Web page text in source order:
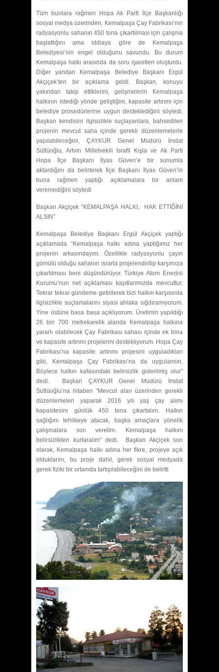
Tüm bunlara rağmen Hopa Ak Parti İlçe Başkanlığı
sosyal medya üzerinden, Kemalpaşa Çay Fabrikası’nın
radyasyonlu sahanın 450 tona çıkartılması için çalışma
başlattığını ama iddiaya göre de Kemalpaşa
Belediyesi’nin engel olduğunu savundu. Bu durum
Kemalpaşa halkı arasında da soru işaretleri oluşturdu.
Diğer yandan Kemalpaşa Belediye Başkanı Ergül
Akçiçek’ten bir açıklama geldi. Başkan, konuyu
yakından takip ettiklerini, gelişmelerin Kemalpaşa
halkının istediği yönde geliştiğini, kapasite artırımı için
belediye prosedürlerine uygun desteklediğini söyledi.
Başkan kendisini ilgisizlikle suçlayanlara, bahsedilen
projenin mevcut saha içinde gerekli düzenlemelerle
yapılabileceğini, ÇAYKUR Genel Müdürü İmdat
Sütlüoğlu, Artvin Milletvekili İsrafil Kışla ve Ak Parti
Hopa İlçe Başkanı İlyas Güven’e bir sunumla
aktardığını da belirterek İlçe Başkanı İlyas Güven’in
buna rağmen yaptığı açıklamalara bir anlam
veremediğini söyledi
Başkan Akçiçek “KEMALPAŞA HALKI, HAK ETTİĞİNİ
ALSIN”
Kemalpaşa Belediye Başkanı Ergül Akçiçek yaptığı
açıklamada “Kemalpaşa halkı adına yaptığımız her
projenin arkasındayım. Özellikle radyasyonlu çayın
gömülü olduğu sahanın ısrarla projelendirilip karşımıza
çıkartılması beni düşündürüyor. Türkiye Atom Enerjisi
Kurumu’nun net açıklaması kayıtlarımızda mevcuttur.
Tekrar tekrar gündeme getirilerek bizi halkın karşısında
ilgisizlikle suçlamalarını siyasi ahlaka sığdıramıyorum.
Yine üstüne basa basa açıklıyorum. Üretimin yapıldığı
26 bin 700 metrekarelik alanda Kemalpaşa halkına
yararlı olabilecek Çay Fabrikası sahası içinde ek bina
ve kapasite artırımı projelerini destekliyorum. Hopa Çay
Fabrikası’na kapasite artırımı projesini uyguladıkları
gibi, Kemalpaşa Çay Fabrikası’na da uygulansın.
Böylece halkın kafasındaki belirsizlik giderilmiş olur”
dedi. Başkan ÇAYKUR Genel Müdürü İmdat
Sütlüoğlu’na hitaben “Mevcut alan üzerinden gerekli
düzenlemeleri yaparak 2016 yılı yaş çay alımı
kapasitesini günlük 450 tona çıkartalım. Halkın
sağlığını tehlikeye atacak, başka amaçlara yönelik
çalışmalara son verelim. Kemalpaşa halkını
belirsizlikten kurtaralım” dedi. Başkan Akçiçek son
olarak, Kemalpaşa halkı adına her fikre, projeye açık
olduklarını, bu proje dahil, gerek sosyal medyada
gerek fiziki bir ortamda tartışılabileceğini de belirtti